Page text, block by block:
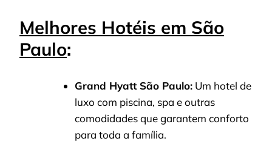
Melhores Hotéis em São
Paulo:
Grand Hyatt São Paulo: Um hotel de
luxo com piscina, spa e outras
comodidades que garantem conforto
para toda a família.